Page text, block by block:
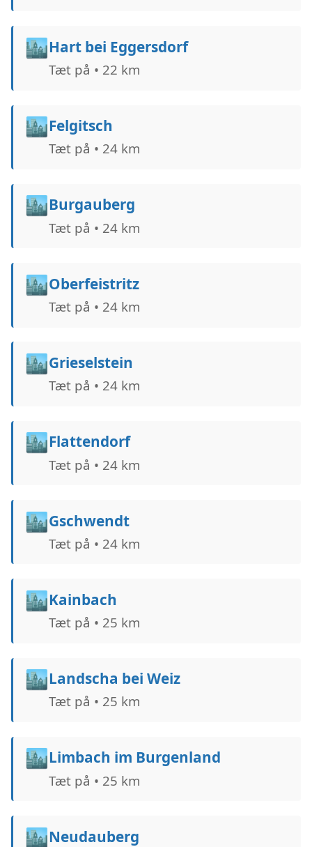
🏙️Hart bei Eggersdorf
Tæt på • 22 km
🏙️Felgitsch
Tæt på • 24 km
🏙️Burgauberg
Tæt på • 24 km
🏙️Oberfeistritz
Tæt på • 24 km
🏙️Grieselstein
Tæt på • 24 km
🏙️Flattendorf
Tæt på • 24 km
🏙️Gschwendt
Tæt på • 24 km
🏙️Kainbach
Tæt på • 25 km
🏙️Landscha bei Weiz
Tæt på • 25 km
🏙️Limbach im Burgenland
Tæt på • 25 km
🏙️Neudauberg